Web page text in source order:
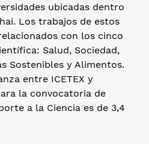
ubicadas dentro
Los trabajos de estos
con los cinco
Salud, Sociedad,
Sostenibles y Alimentos.
entre ICETEX y
la convocatoria de
a la Ciencia es de 3,4